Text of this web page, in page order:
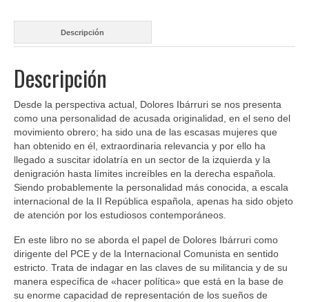
del
1916-
cantidad
Descripción
Descripción
Desde la perspectiva actual, Dolores Ibárruri se nos presenta
como una personalidad de acusada originalidad, en el seno del
movimiento obrero; ha sido una de las escasas mujeres que
han obtenido en él, extraordinaria relevancia y por ello ha
llegado a suscitar idolatría en un sector de la izquierda y la
denigración hasta límites increíbles en la derecha española.
Siendo probablemente la personalidad más conocida, a escala
internacional de la II República española, apenas ha sido objeto
de atención por los estudiosos contemporáneos.
En este libro no se aborda el papel de Dolores Ibárruri como
dirigente del PCE y de la Internacional Comunista en sentido
estricto. Trata de indagar en las claves de su militancia y de su
manera específica de «hacer política» que está en la base de
su enorme capacidad de representación de los sueños de